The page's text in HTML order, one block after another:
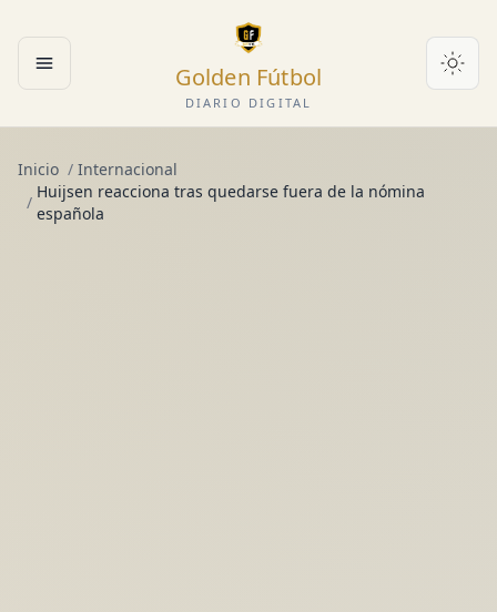
Abrir menú Golden Fútbol
DIARIO DIGITAL
Inicio / Internacional
/
Huijsen reacciona tras quedarse fuera de la nómina
española